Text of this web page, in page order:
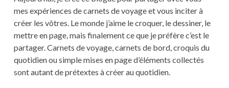
mes expériences de carnets de voyage et vous inciter à
créer les vôtres. Le monde j’aime le croquer, le dessiner, le
mettre en page, mais finalement ce que je préfère c’est le
partager. Carnets de voyage, carnets de bord, croquis du
quotidien ou simple mises en page d’éléments collectés
sont autant de prétextes à créer au quotidien.